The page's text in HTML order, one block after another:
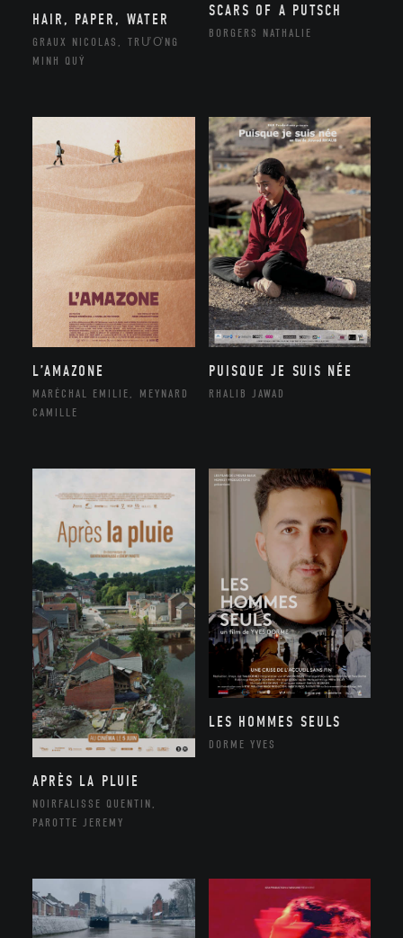
HAIR, PAPER, WATER
GRAUX NICOLAS, TRƯƠNG
MINH QUÝ
SCARS OF A PUTSCH
BORGERS NATHALIE
L’AMAZONE
MARÉCHAL EMILIE, MEYNARD
CAMILLE
PUISQUE JE SUIS NÉE
RHALIB JAWAD
APRÈS LA PLUIE
NOIRFALISSE QUENTIN,
PAROTTE JEREMY
LES HOMMES SEULS
DORME YVES